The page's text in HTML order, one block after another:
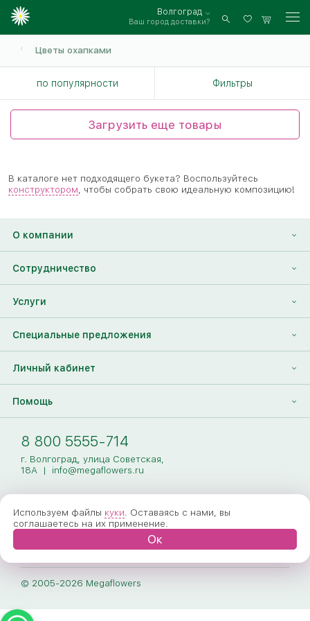
Волгоград
Ваш город доставки? Войти
Цветы охапками
по популярности Фильтры
Загрузить еще товары
В каталоге нет подходящего букета? Воспользуйтесь
конструктором, чтобы собрать свою идеальную композицию!
8 800 5555-714
г. Волгоград, улица Советская,
18А | info@megaflowers.ru
О компании
О нас
Контакты
Видеогалерея
Новости
Сотрудничество
Франшиза
Партнеры Megaflowers
Услуги
Найти друга
Доставка цветов за границу
Специальные предложения
Накопительные скидки
Личный кабинет
Вход
Помощь
Оплата
Как заказать
Обработка персональных данных
© 2005-2026 Megaflowers
Используем файлы куки. Оставаясь с нами, вы
соглашаетесь на их применение.
Ок